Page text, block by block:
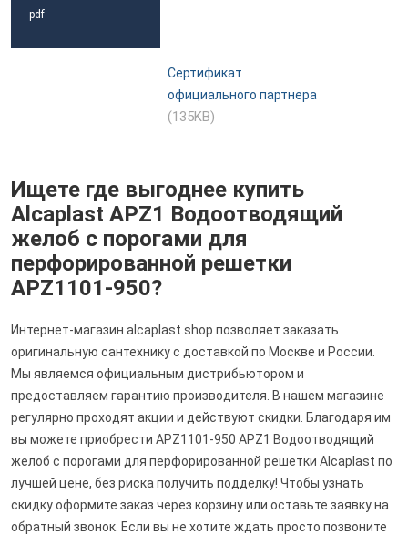
pdf
Сертификат
официального партнера
(135KB)
Ищете где выгоднее купить
Alcaplast APZ1 Водоотводящий
желоб с порогами для
перфорированной решетки
APZ1101-950?
Интернет-магазин alcaplast.shop позволяет заказать
оригинальную сантехнику с доставкой по Москве и России.
Мы являемся официальным дистрибьютором и
предоставляем гарантию производителя. В нашем магазине
регулярно проходят акции и действуют скидки. Благодаря им
вы можете приобрести APZ1101-950 APZ1 Водоотводящий
желоб с порогами для перфорированной решетки Alcaplast по
лучшей цене, без риска получить подделку! Чтобы узнать
скидку оформите заказ через корзину или оставьте заявку на
обратный звонок. Если вы не хотите ждать просто позвоните